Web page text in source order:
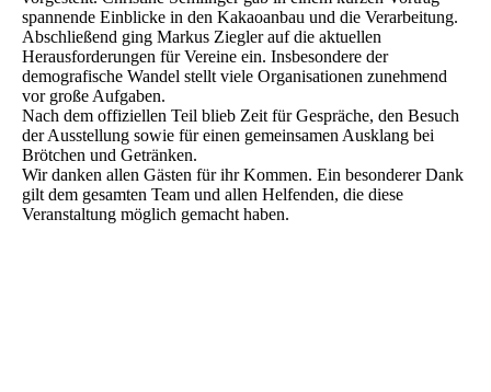
spannende Einblicke in den Kakaoanbau und die Verarbeitung.
Abschließend ging Markus Ziegler auf die aktuellen
Herausforderungen für Vereine ein. Insbesondere der
demografische Wandel stellt viele Organisationen zunehmend
vor große Aufgaben.
Nach dem offiziellen Teil blieb Zeit für Gespräche, den Besuch
der Ausstellung sowie für einen gemeinsamen Ausklang bei
Brötchen und Getränken.
Wir danken allen Gästen für ihr Kommen. Ein besonderer Dank
gilt dem gesamten Team und allen Helfenden, die diese
Veranstaltung möglich gemacht haben.